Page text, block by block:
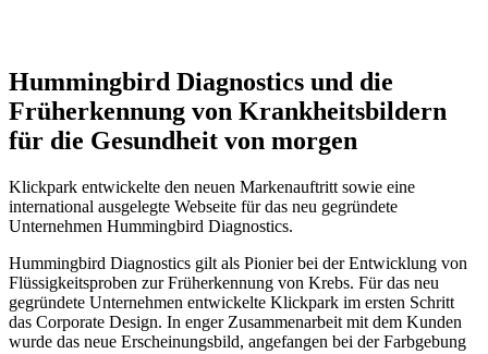
Hummingbird Diagnostics und die
Früherkennung von Krankheitsbildern
für die Gesundheit von morgen
Klickpark entwickelte den neuen Markenauftritt sowie eine
international ausgelegte Webseite für das neu gegründete
Unternehmen Hummingbird Diagnostics.
Hummingbird Diagnostics gilt als Pionier bei der Entwicklung von
Flüssigkeitsproben zur Früherkennung von Krebs. Für das neu
gegründete Unternehmen entwickelte Klickpark im ersten Schritt
das Corporate Design. In enger Zusammenarbeit mit dem Kunden
wurde das neue Erscheinungsbild, angefangen bei der Farbgebung